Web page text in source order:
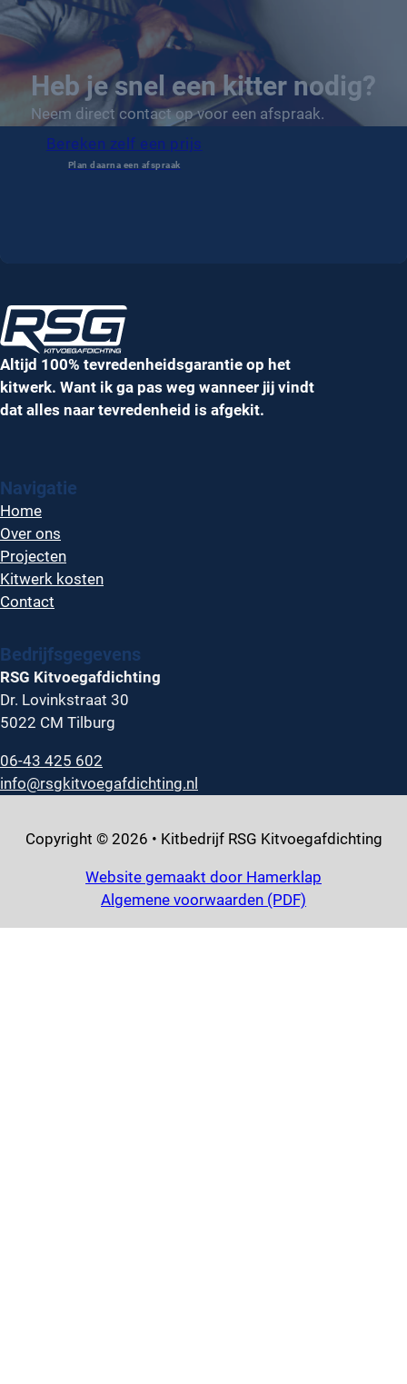
Heb je snel een kitter nodig?
Neem direct contact op voor een afspraak.
Bereken zelf een prijs
Altijd 100% tevredenheidsgarantie op het
kitwerk. Want ik ga pas weg wanneer jij vindt
dat alles naar tevredenheid is afgekit.
Navigatie
Home
Over ons
Projecten
Kitwerk kosten
Contact
Bedrijfsgegevens
RSG Kitvoegafdichting
Dr. Lovinkstraat 30
5022 CM Tilburg
06-43 425 602
info@rsgkitvoegafdichting.nl
Copyright © 2026 • Kitbedrijf RSG Kitvoegafdichting
Website gemaakt door Hamerklap
Algemene voorwaarden (PDF)